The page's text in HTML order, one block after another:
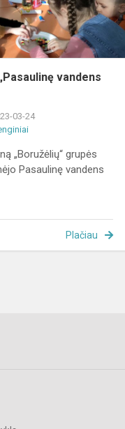
vandens
03-24
„Boružėlių“ grupės
Pasaulinę vandens
Plačiau